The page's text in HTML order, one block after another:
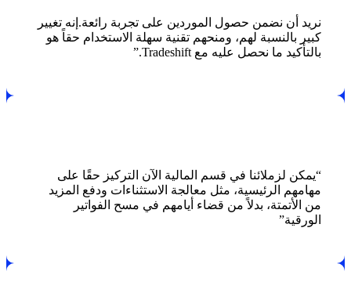
نريد أن نضمن حصول الموردين على تجربة رائعة.إنه تغيير
كبير بالنسبة لهم، ومنحهم تقنية سهلة الاستخدام حقاً هو
بالتأكيد ما نحصل عليه مع Tradeshift.”
“يمكن لزملائنا في قسم المالية الآن التركيز حقًا على
مهامهم الرئيسية، مثل معالجة الاستثناءات ودفع المزيد
من الأتمتة، بدلاً من قضاء أيامهم في مسح الفواتير
الورقية”